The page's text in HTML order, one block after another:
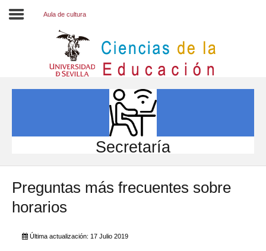
INVESTIGACIÓN
INTERNACIONAL
Directorio FCCE
Aula de cultura
Secretaría
Preguntas más frecuentes sobre
horarios
Última actualización: 17 Julio 2019